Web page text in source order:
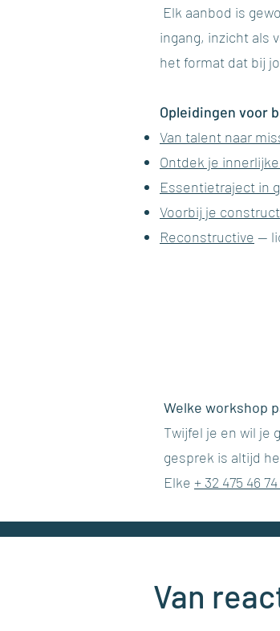
Elk aanbod is
ingang, inzicht als
het format dat bij
Opleidingen voor
Van talent naar
Ontdek je
Essentietraject in
Voorbij je construct
Reconstructive —
Welke workshop
Twijfel je en wil je
gesprek is altijd
Elke + 32 475 46
Van